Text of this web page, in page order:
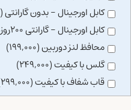
کابل اورجینال - بدون گارانتی (649,000)
کابل اورجینال - گارانتی 200روزه (749,000)
محافظ لنز دوربین (199,000)
گلس با کیفیت (249,000)
قاب شفاف با کیفیت (299,000)